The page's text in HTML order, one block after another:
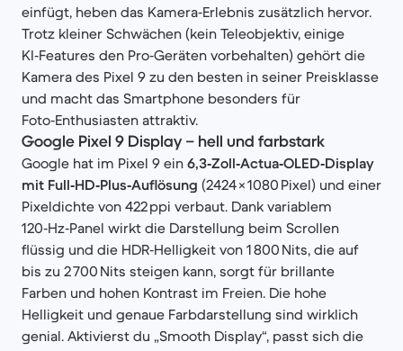
einfügt, heben das Kamera‑Erlebnis zusätzlich hervor.
Trotz kleiner Schwächen (kein Teleobjektiv, einige
KI‑Features den Pro‑Geräten vorbehalten) gehört die
Kamera des Pixel 9 zu den besten in seiner Preisklasse
und macht das Smartphone besonders für
Foto‑Enthusiasten attraktiv.
Google Pixel 9 Display – hell und farbstark
Google hat im Pixel 9 ein 6,3‑Zoll‑Actua‑OLED‑Display
mit Full‑HD‑Plus‑Auflösung (2424 × 1080 Pixel) und einer
Pixeldichte von 422 ppi verbaut. Dank variablem
120‑Hz‑Panel wirkt die Darstellung beim Scrollen
flüssig und die HDR‑Helligkeit von 1 800 Nits, die auf
bis zu 2 700 Nits steigen kann, sorgt für brillante
Farben und hohen Kontrast im Freien. Die hohe
Helligkeit und genaue Farbdarstellung sind wirklich
genial. Aktivierst du „Smooth Display“, passt sich die